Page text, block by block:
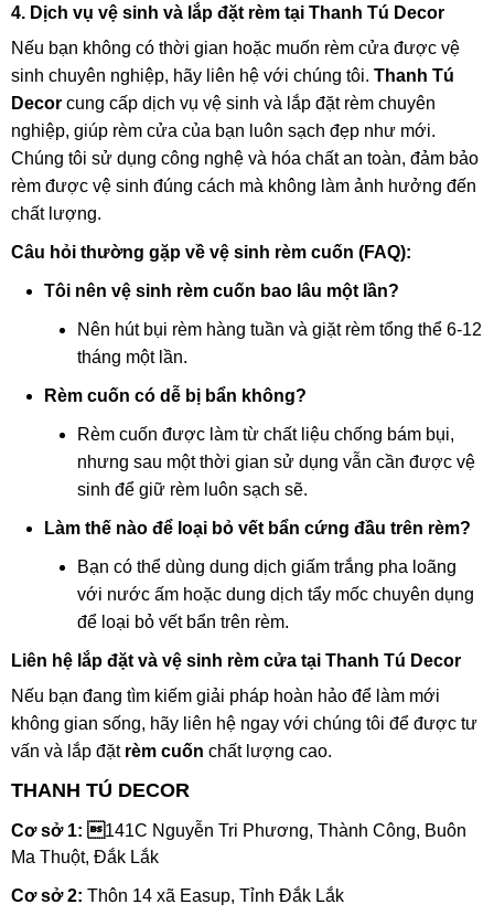
4. Dịch vụ vệ sinh và lắp đặt rèm tại Thanh Tú Decor
Nếu bạn không có thời gian hoặc muốn rèm cửa được vệ
sinh chuyên nghiệp, hãy liên hệ với chúng tôi. Thanh Tú
Decor cung cấp dịch vụ vệ sinh và lắp đặt rèm chuyên
nghiệp, giúp rèm cửa của bạn luôn sạch đẹp như mới.
Chúng tôi sử dụng công nghệ và hóa chất an toàn, đảm bảo
rèm được vệ sinh đúng cách mà không làm ảnh hưởng đến
chất lượng.
Câu hỏi thường gặp về vệ sinh rèm cuốn (FAQ):
Tôi nên vệ sinh rèm cuốn bao lâu một lần?
Nên hút bụi rèm hàng tuần và giặt rèm tổng thể 6-12
tháng một lần.
Rèm cuốn có dễ bị bẩn không?
Rèm cuốn được làm từ chất liệu chống bám bụi,
nhưng sau một thời gian sử dụng vẫn cần được vệ
sinh để giữ rèm luôn sạch sẽ.
Làm thế nào để loại bỏ vết bẩn cứng đầu trên rèm?
Bạn có thể dùng dung dịch giấm trắng pha loãng
với nước ấm hoặc dung dịch tẩy mốc chuyên dụng
để loại bỏ vết bẩn trên rèm.
Liên hệ lắp đặt và vệ sinh rèm cửa tại Thanh Tú Decor
Nếu bạn đang tìm kiếm giải pháp hoàn hảo để làm mới
không gian sống, hãy liên hệ ngay với chúng tôi để được tư
vấn và lắp đặt rèm cuốn chất lượng cao.
THANH TÚ DECOR
Cơ sở 1: 141C Nguyễn Tri Phương, Thành Công, Buôn
Ma Thuột, Đắk Lắk
Cơ sở 2: Thôn 14 xã Easup, Tỉnh Đắk Lắk